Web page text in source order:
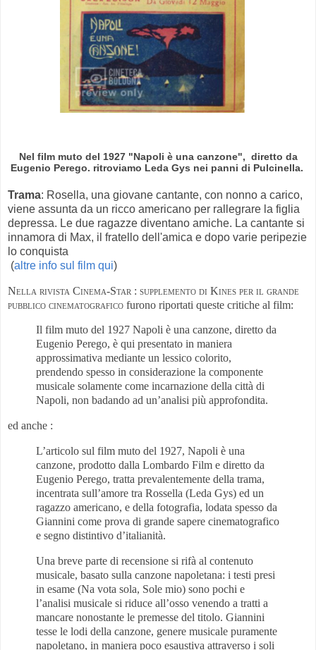
Nel film muto del 1927 "Napoli è una canzone", diretto da
Eugenio Perego. ritroviamo Leda Gys nei panni di Pulcinella.
Trama: Rosella, una giovane cantante, con nonno a carico,
viene assunta da un ricco americano per rallegrare la figlia
depressa. Le due ragazze diventano amiche. La cantante si
innamora di Max, il fratello dell'amica e dopo varie peripezie
lo conquista
(altre info sul film qui)
Nella rivista Cinema-Star : supplemento di Kines per il grande
pubblico cinematografico furono riportati queste critiche al film:
Il film muto del 1927 Napoli è una canzone, diretto da
Eugenio Perego, è qui presentato in maniera
approssimativa mediante un lessico colorito,
prendendo spesso in considerazione la componente
musicale solamente come incarnazione della città di
Napoli, non badando ad un’analisi più approfondita.
ed anche :
L’articolo sul film muto del 1927, Napoli è una
canzone, prodotto dalla Lombardo Film e diretto da
Eugenio Perego, tratta prevalentemente della trama,
incentrata sull’amore tra Rossella (Leda Gys) ed un
ragazzo americano, e della fotografia, lodata spesso da
Giannini come prova di grande sapere cinematografico
e segno distintivo d’italianità.
Una breve parte di recensione si rifà al contenuto
musicale, basato sulla canzone napoletana: i testi presi
in esame (Na vota sola, Sole mio) sono pochi e
l’analisi musicale si riduce all’osso venendo a tratti a
mancare nonostante le premesse del titolo. Giannini
tesse le lodi della canzone, genere musicale puramente
napoletano, in maniera poco esaustiva attraverso i soli